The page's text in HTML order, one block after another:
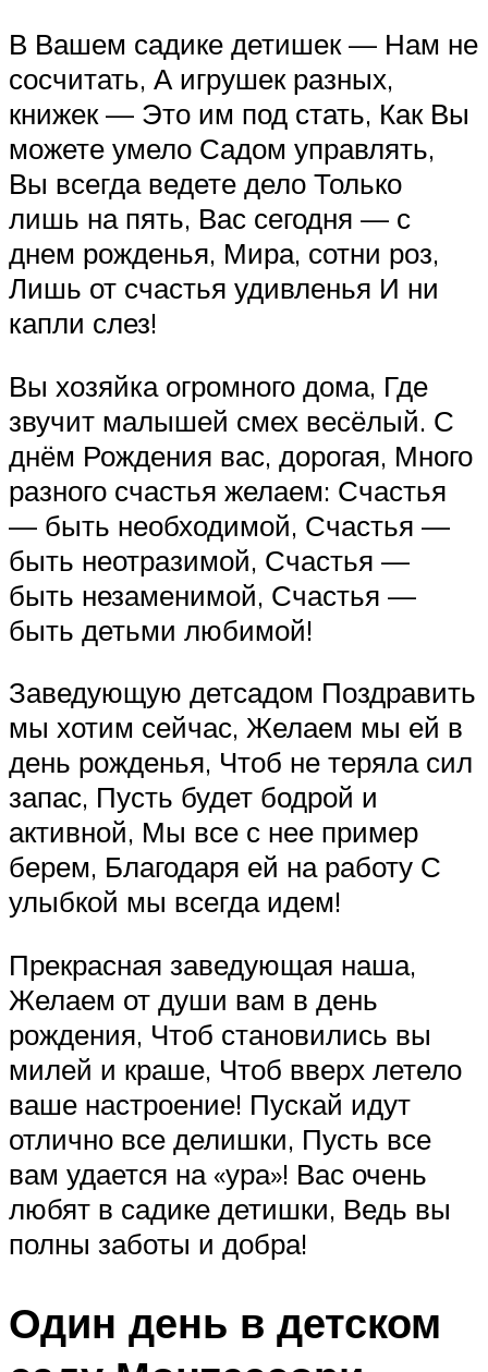
В Вашем садике детишек — Нам не
сосчитать, А игрушек разных,
книжек — Это им под стать, Как Вы
можете умело Садом управлять,
Вы всегда ведете дело Только
лишь на пять, Вас сегодня — с
днем рожденья, Мира, сотни роз,
Лишь от счастья удивленья И ни
капли слез!
Вы хозяйка огромного дома, Где
звучит малышей смех весёлый. С
днём Рождения вас, дорогая, Много
разного счастья желаем: Счастья
— быть необходимой, Счастья —
быть неотразимой, Счастья —
быть незаменимой, Счастья —
быть детьми любимой!
Заведующую детсадом Поздравить
мы хотим сейчас, Желаем мы ей в
день рожденья, Чтоб не теряла сил
запас, Пусть будет бодрой и
активной, Мы все с нее пример
берем, Благодаря ей на работу С
улыбкой мы всегда идем!
Прекрасная заведующая наша,
Желаем от души вам в день
рождения, Чтоб становились вы
милей и краше, Чтоб вверх летело
ваше настроение! Пускай идут
отлично все делишки, Пусть все
вам удается на «ура»! Вас очень
любят в садике детишки, Ведь вы
полны заботы и добра!
Один день в детском